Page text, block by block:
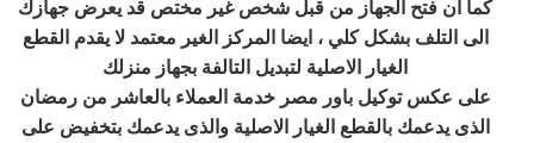
كما ان فتح الجهاز من قبل شخص غير مختص قد يعرض جهازك
الى التلف بشكل كلي ، ايضا المركز الغير معتمد لا يقدم القطع
الغيار الاصلية لتبديل التالفة بجهاز منزلك
على عكس توكيل باور مصر خدمة العملاء بالعاشر من رمضان
الذى يدعمك بالقطع الغيار الاصلية والذى يدعمك بتخفيض على